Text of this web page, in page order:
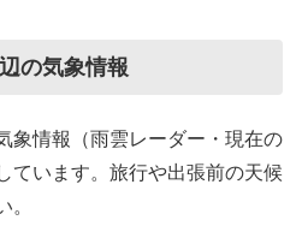
の気象情報
象情報（雨雲レーダー・現在の
ています。旅行や出張前の天候
。